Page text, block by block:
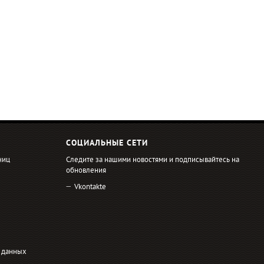
данных
СОЦИАЛЬНЫЕ СЕТИ
Следите за нашими новостями и подписывайтесь на
обновления
Vkontakte